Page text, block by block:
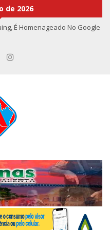
de 2026
É Homenageado No Google
inoperantes em razão de
na Oi
transformador de poste em
SBT após defecar no chão do
e climatologistas veem
El Niño”
na pesagem de produtos e
em Manaus
de estupr4r criança de
Parintins